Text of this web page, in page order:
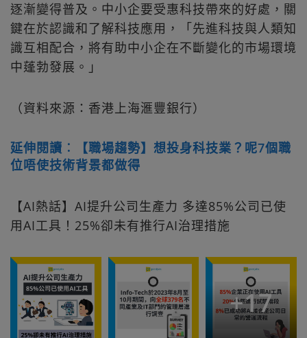
逐漸變得普及。中小企要受惠科技帶來的好處，關
鍵在於認識和了解科技應用，「先進科技與人類知
識互相配合，將有助中小企在不斷變化的市場環境
中蓬勃發展。」
（資料來源：香港上海滙豐銀行）
延伸閱讀︰【職場趨勢】想投身科技業？呢7個職
位唔使技術背景都做得
【AI熱話】AI提升公司生產力 多達85%公司已使
用AI工具！25%卻未有推行AI治理措施
+17